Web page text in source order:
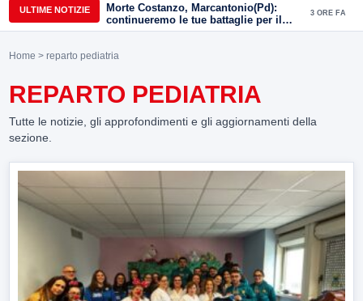
ULTIME NOTIZIE
Morte Costanzo, Marcantonio(Pd):
continueremo le tue battaglie per il
Sannio
3 ORE FA
Home > reparto pediatria
REPARTO PEDIATRIA
Tutte le notizie, gli approfondimenti e gli aggiornamenti della
sezione.